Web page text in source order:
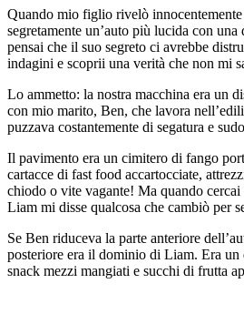
Quando mio figlio rivelò
segretamente un’auto più lucida con
pensai che il suo segreto ci avrebbe
indagini e scoprii una verità che non mi
Lo ammetto: la nostra macchina era un
con mio marito, Ben, che lavora
puzzava costantemente di segatura e
Il pavimento era un cimitero di fango
cartacce di fast food accartocciate,
chiodo o vite vagante! Ma quando
Liam mi disse qualcosa che cambiò per
Se Ben riduceva la parte anteriore
posteriore era il dominio di Liam. Era un
snack mezzi mangiati e succhi di frutta